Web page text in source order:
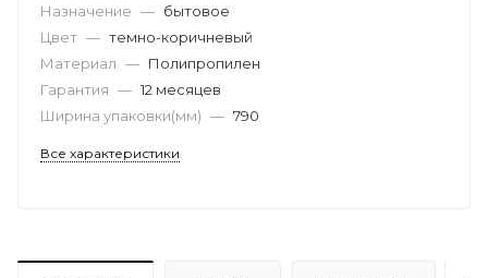
Назначение — бытовое
Цвет — темно-коричневый
Материал — Полипропилен
Гарантия — 12 месяцев
Ширина упаковки(мм) — 790
Все характеристики